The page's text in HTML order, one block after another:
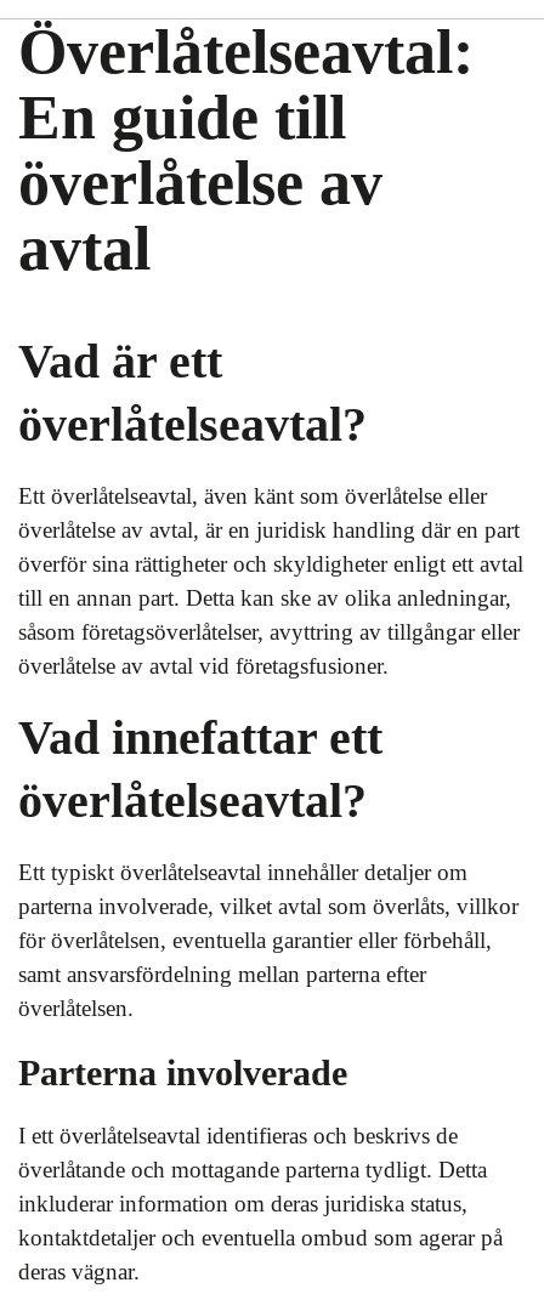
Överlåtelseavtal:
En guide till
överlåtelse av
avtal
Vad är ett
överlåtelseavtal?
Ett överlåtelseavtal, även känt som överlåtelse eller
överlåtelse av avtal, är en juridisk handling där en part
överför sina rättigheter och skyldigheter enligt ett avtal
till en annan part. Detta kan ske av olika anledningar,
såsom företagsöverlåtelser, avyttring av tillgångar eller
överlåtelse av avtal vid företagsfusioner.
Vad innefattar ett
överlåtelseavtal?
Ett typiskt överlåtelseavtal innehåller detaljer om
parterna involverade, vilket avtal som överlåts, villkor
för överlåtelsen, eventuella garantier eller förbehåll,
samt ansvarsfördelning mellan parterna efter
överlåtelsen.
Parterna involverade
I ett överlåtelseavtal identifieras och beskrivs de
överlåtande och mottagande parterna tydligt. Detta
inkluderar information om deras juridiska status,
kontaktdetaljer och eventuella ombud som agerar på
deras vägnar.